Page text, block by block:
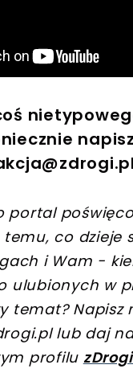
portal
co dzieje
i Wam -
ulubionych w
temat? Napisz
lub daj
profilu